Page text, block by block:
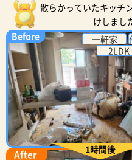
散らかっていたキッチ
けしまし
Before
一軒家
2LDK
After 1時間後